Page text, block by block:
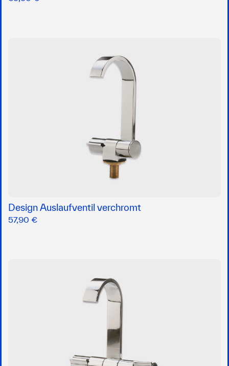
Design Auslaufventil verchromt
57,90 €